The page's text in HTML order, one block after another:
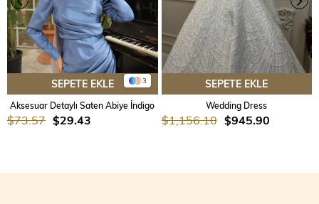
3
SEPETE EKLE
Aksesuar Detaylı Saten Abiye İndigo
$29.43
$73.57
SEPETE EKLE
Wedding Dress
$945.90
$1,156.10